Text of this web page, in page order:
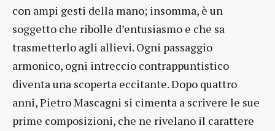
con ampi gesti della mano; insomma, è un
soggetto che ribolle d’entusiasmo e che sa
trasmetterlo agli allievi. Ogni passaggio
armonico, ogni intreccio contrappuntistico
diventa una scoperta eccitante. Dopo quattro
anni, Pietro Mascagni si cimenta a scrivere le sue
prime composizioni, che ne rivelano il carattere